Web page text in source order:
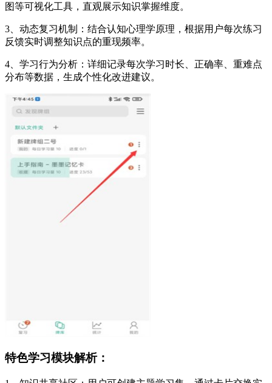
图等可视化工具，直观展示知识掌握维度。
3、动态复习机制：结合认知心理学原理，根据用户每次练习
反馈实时调整知识点的重现频率。
4、学习行为分析：详细记录每次学习时长、正确率、重难点
分布等数据，生成个性化改进建议。
特色学习模块解析：